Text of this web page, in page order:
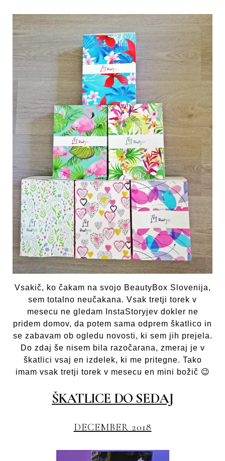
Vsakič, ko čakam na svojo BeautyBox Slovenija,
sem totalno neučakana. Vsak tretji torek v
mesecu ne gledam InstaStoryjev dokler ne
pridem domov, da potem sama odprem škatlico in
se zabavam ob ogledu novosti, ki sem jih prejela.
Do zdaj še nisem bila razočarana, zmeraj je v
škatlici vsaj en izdelek, ki me pritegne. Tako
imam vsak tretji torek v mesecu en mini božič 😉
ŠKATLICE DO SEDAJ
DECEMBER 2018